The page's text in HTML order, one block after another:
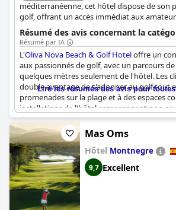
méditerranéenne, cet hôtel dispose de son
golf, offrant un accès immédiat aux
comprend également d'autres installations
restaurants et un centre de santé et de
une destination complète pour la détente et
Résumé des avis concernant la
Résumé par IA
L'Oliva Nova Beach & Golf Hoteloffre un
aux passionnés de golf, avec un parcours
quelques mètres seulement de l'hôtel. Les
double avantage de s'adonner au golf tout
promenades sur la plage et à des espaces
installations de l'hôtel comprennent non
de première classe, mais aussi d'autres
améliorant ainsi l'expérience globale. La
de golf est fréquemment soulignée, ce qui le
jouer au golf. De plus, l'emplacement
un accès direct à la plage et au parcours de
très bon positionnement pour les activités de
parcours de golf lui-même est loué pour
qu'il procure, ce qui ajoute à l'attrait de
bien situé.
Lire les résumés des avis pour
Mas Oms
Hôtel Montnegre
9,7 Excellent